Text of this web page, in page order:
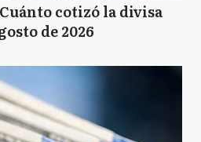
cotizó la divisa
de 2026